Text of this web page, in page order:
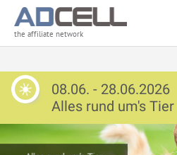
the affiliate network
08.06. - 28.06.2026
Alles rund um's Tier